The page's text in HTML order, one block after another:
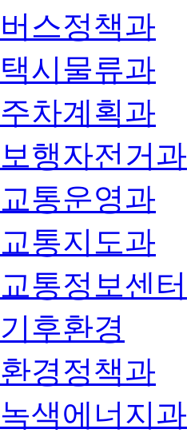
버스정책과
택시물류과
주차계획과
보행자전거과
교통운영과
교통지도과
교통정보센터
기후환경
환경정책과
녹색에너지과